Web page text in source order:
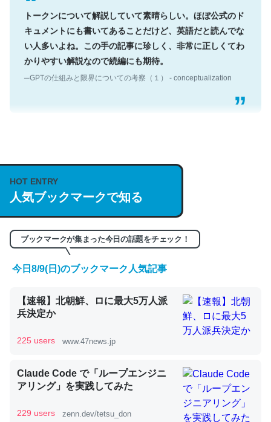
トークンについて解説していて素晴らしい。ほぼ公式のド
キュメントにも書いてあることだけど、英語だと読んでな
い人多いよね。この手の記事に珍しく、非常に正しくてわ
かりやすい解説なので続編にも期待。
説してる記事が少ないので貴重な良記事。/続編来た
https://isobe324649.hatenablog.com/entry/2023/03/27
/064121
─GPTの仕組みと限界についての考察（１） - conceptualization
くらい。小説でいう「ずっと前の伏線」は回収されないけ
ど、短期記憶というには多い分量。進化すればするほど分
HOT ENTRY
人気ブックマークで知る
ブックマークが集まった今日の話題をチェック！
今日8/9(日)のブックマーク人気記事
【速報】北朝鮮、ロに最大5万人派
兵決定か
225 users www.47news.jp
Claude Code で「ループエンジニ
アリング」を実践してみた
229 users zenn.dev/tetsu_don